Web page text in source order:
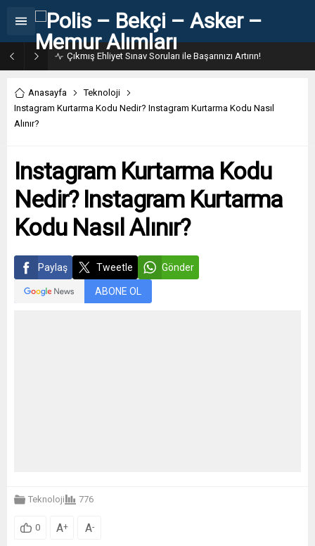
Çıkmış Ehliyet Sınav Soruları ile Başarınızı Artırın!
Anasayfa
Teknoloji
Instagram Kurtarma Kodu Nedir? Instagram Kurtarma Kodu Nasıl
Alınır?
Instagram Kurtarma Kodu
Nedir? Instagram Kurtarma
Kodu Nasıl Alınır?
Paylaş Tweetle Gönder
ABONE OL
Teknoloji 776
0 A+ A-